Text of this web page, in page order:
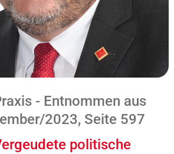
- Entnommen aus
2023, Seite 597
politische